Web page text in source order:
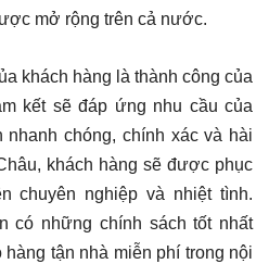
mở rộng trên cả nước.
khách hàng là thành công của
kết sẽ đáp ứng nhu cầu của
nhanh chóng, chính xác và hài
khách hàng sẽ được phục
chuyên nghiệp và nhiệt tình.
có những chính sách tốt nhất
tận nhà miễn phí trong nội